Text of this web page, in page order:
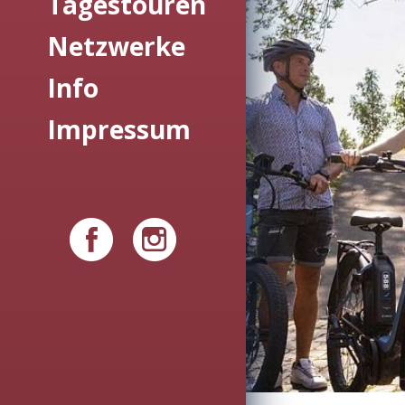
Netzwerke
Info
Impressum